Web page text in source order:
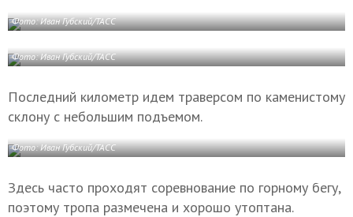
Фото: Иван Губский/ТАСС
Фото: Иван Губский/ТАСС
Последний километр идем траверсом по каменистому
склону с небольшим подъемом.
Фото: Иван Губский/ТАСС
Здесь часто проходят соревнование по горному бегу,
поэтому тропа размечена и хорошо утоптана.